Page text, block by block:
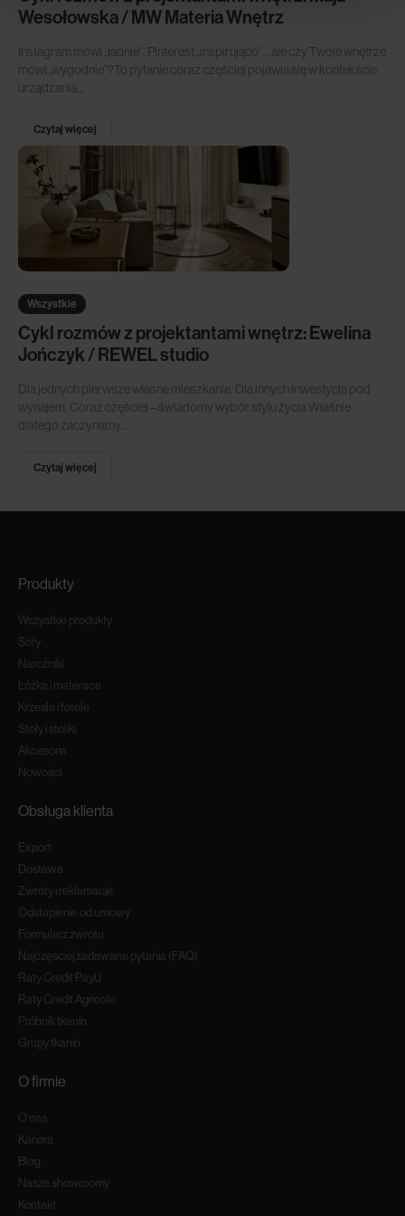
Wesołowska / MW Materia Wnętrz
Instagram mówi „ładnie”, Pinterest „inspirująco”… ale czy Twoje wnętrze
mówi „wygodnie”?To pytanie coraz częściej pojawia się w kontekście
urządzania...
Czytaj więcej
Wszystkie
Cykl rozmów z projektantami wnętrz: Ewelina
Jończyk / REWEL studio
Dla jednych pierwsze własne mieszkanie. Dla innych inwestycja pod
wynajem. Coraz częściej – świadomy wybór stylu życia.Właśnie
dlatego zaczynamy...
Czytaj więcej
Produkty
Wszystkie produkty
Sofy
Narożniki
Łóżka i materace
Krzesła i fotele
Stoły i stoliki
Akcesoria
Nowości
Obsługa klienta
Export
Dostawa
Zwroty i reklamacje
Odstapienie od umowy
Formularz zwrotu
Najczęściej zadawane pytania (FAQ)
Raty Credit PayU
Raty Credit Agricole
Próbnik tkanin
Grupy tkanin
O firmie
O nas
Kariera
Blog
Nasze showroomy
Kontakt